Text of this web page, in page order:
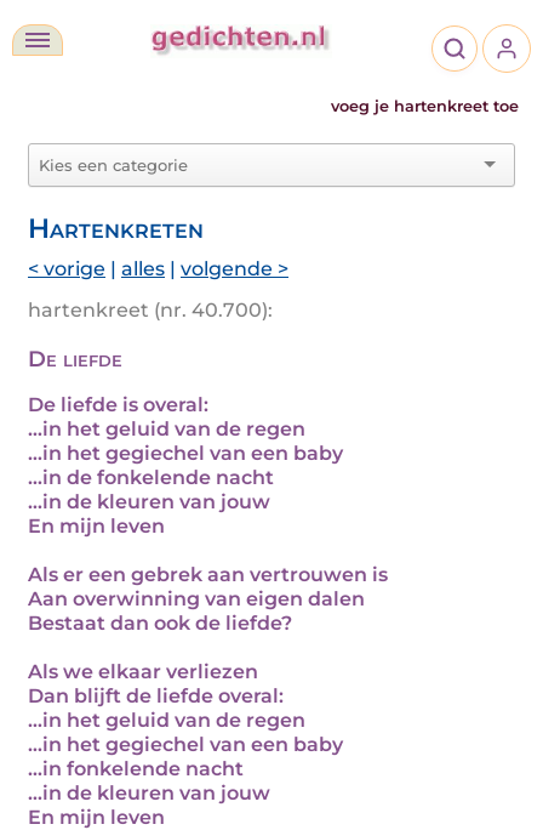
voeg je hartenkreet toe
Hartenkreten
< vorige | alles | volgende >
hartenkreet (nr. 40.700):
De liefde
De liefde is overal:
…in het geluid van de regen
…in het gegiechel van een baby
…in de fonkelende nacht
…in de kleuren van jouw
En mijn leven
Als er een gebrek aan vertrouwen is
Aan overwinning van eigen dalen
Bestaat dan ook de liefde?
Als we elkaar verliezen
Dan blijft de liefde overal:
…in het geluid van de regen
…in het gegiechel van een baby
…in fonkelende nacht
…in de kleuren van jouw
En mijn leven